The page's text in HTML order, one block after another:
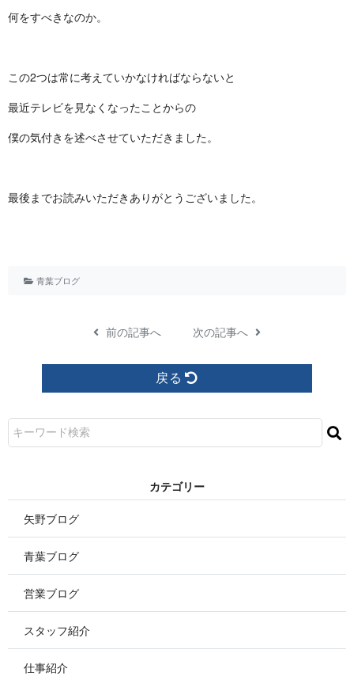
何をすべきなのか。
この2つは常に考えていかなければならないと
最近テレビを見なくなったことからの
僕の気付きを述べさせていただきました。
最後までお読みいただきありがとうございました。
青葉ブログ
前の記事へ 次の記事へ
戻る
カ テ ゴ リ ー
矢野ブログ
青葉ブログ
営業ブログ
スタッフ紹介
仕事紹介